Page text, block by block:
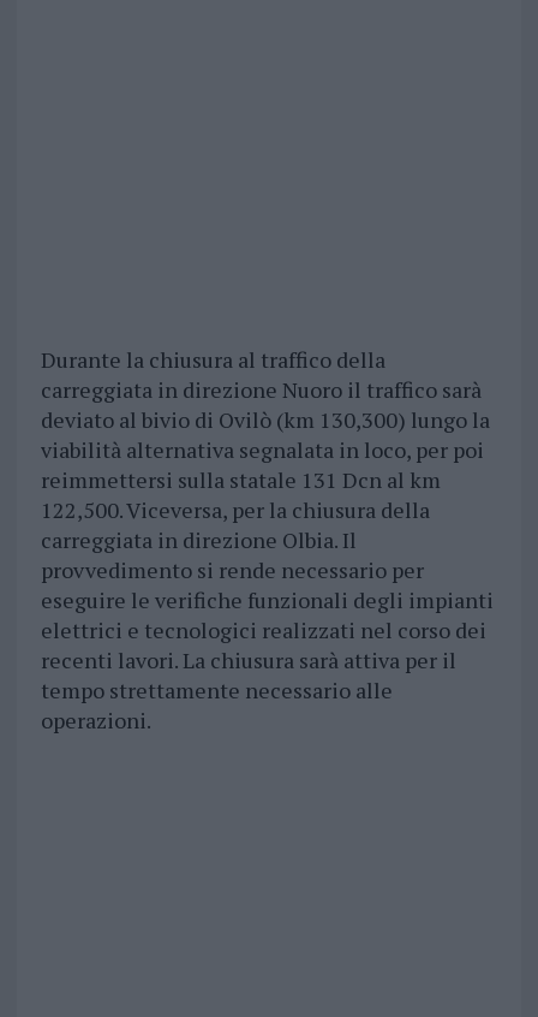
Durante la chiusura al traffico della
carreggiata in direzione Nuoro il traffico sarà
deviato al bivio di Ovilò (km 130,300) lungo la
viabilità alternativa segnalata in loco, per poi
reimmettersi sulla statale 131 Dcn al km
122,500. Viceversa, per la chiusura della
carreggiata in direzione Olbia. Il
provvedimento si rende necessario per
eseguire le verifiche funzionali degli impianti
elettrici e tecnologici realizzati nel corso dei
recenti lavori. La chiusura sarà attiva per il
tempo strettamente necessario alle
operazioni.